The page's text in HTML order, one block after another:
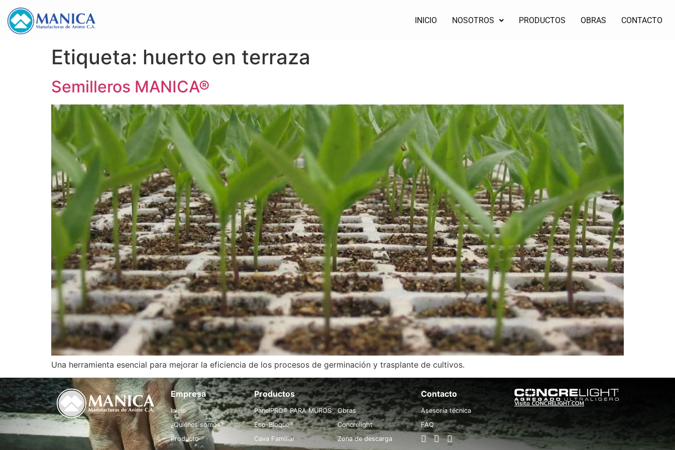
INICIO NOSOTROS PRODUCTOS OBRAS CONTACTO
Etiqueta: huerto en terraza
Semilleros MANICA®
Una herramienta esencial para mejorar la eficiencia de los procesos de germinación y trasplante de cultivos.
Empresa
Inicio
¿Quiénes somos?
Producto
Productos
PanelPRO® PARA MUROS
Eco-Bloque®
Cava Familiar
.
Obras
Concrelight
Zona de descarga
Contacto
Asesoría técnica
FAQ
Visita CONCRELIGHT.COM